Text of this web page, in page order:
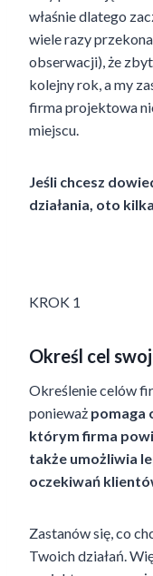
właśnie dlatego
wiele razy
obserwacji), że
kolejny rok, a my
firma projektowa
miejscu.
Jeśli chcesz
działania, oto
KROK 1
Określ cel
Określenie celów
ponieważ pomaga
którym firma
także umożliwia
oczekiwań
Zastanów się, co
Twoich działań.